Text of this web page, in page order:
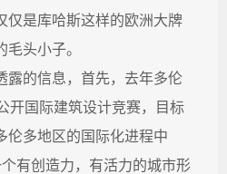
仅是库哈斯这样的欧洲大牌
头小子。
的信息，首先，去年多伦
开国际建筑设计竞赛，目标
伦多地区的国际化进程中
有创造力，有活力的城市形